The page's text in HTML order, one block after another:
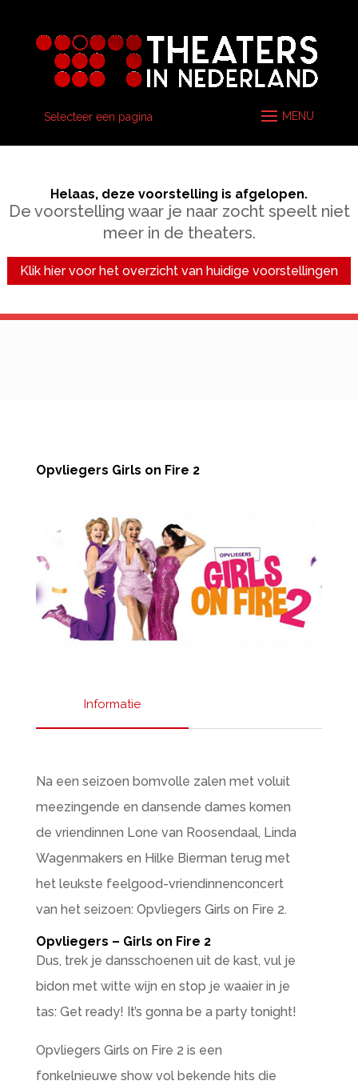
Selecteer een pagina
Helaas, deze voorstelling is afgelopen.
De voorstelling waar je naar zocht speelt niet
meer in de theaters.
Klik hier voor het overzicht van huidige voorstellingen
Opvliegers Girls on Fire 2
Informatie
Na een seizoen bomvolle zalen met voluit
meezingende en dansende dames komen
de vriendinnen Lone van Roosendaal, Linda
Wagenmakers en Hilke Bierman terug met
het leukste feelgood-vriendinnenconcert
van het seizoen: Opvliegers Girls on Fire 2.
Opvliegers – Girls on Fire 2
Dus, trek je dansschoenen uit de kast, vul je
bidon met witte wijn en stop je waaier in je
tas: Get ready! It’s gonna be a party tonight!
Opvliegers Girls on Fire 2 is een
fonkelnieuwe show vol bekende hits die